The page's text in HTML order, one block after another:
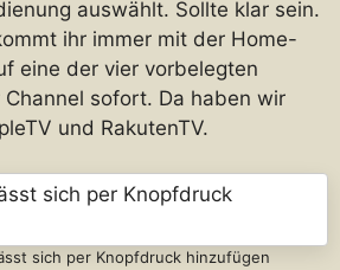
auswählt. Sollte klar sein.
ihr immer mit der Home-
eine der vier vorbelegten
sofort. Da haben wir
und RakutenTV.
sich per Knopfdruck hinzufügen